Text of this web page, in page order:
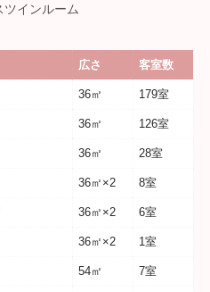
ツインルーム
広さ 客室数
36㎡ 179室
36㎡ 126室
36㎡ 28室
36㎡×2 8室
36㎡×2 6室
36㎡×2 1室
54㎡ 7室